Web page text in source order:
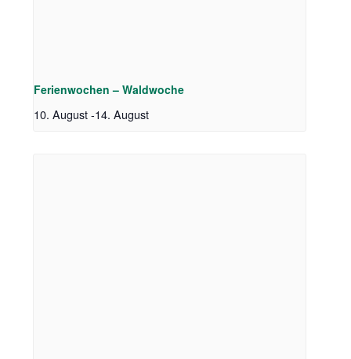
Ferienwochen – Waldwoche
10. August -14. August